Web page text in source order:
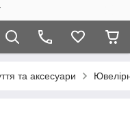
та аксесуари